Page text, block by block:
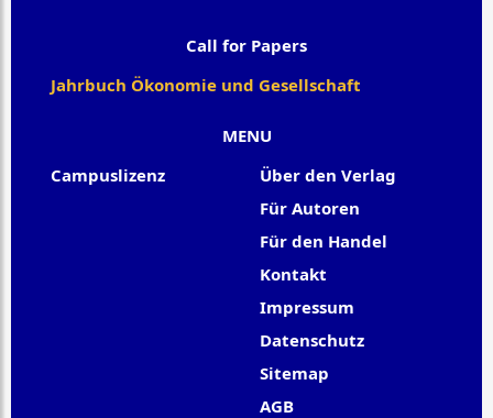
MENU
Campuslizenz
Über den Verlag
Für Autoren
Für den Handel
Kontakt
Impressum
Datenschutz
Sitemap
AGB
Call for Papers
Jahrbuch Ökonomie und Gesellschaft